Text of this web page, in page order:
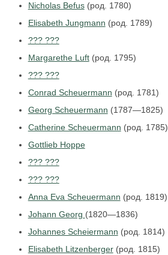
Nicholas Befus(род. 1780)
Elisabeth Jungmann (род. 1789)
??? ???
Margarethe Luft(род. 1795)
??? ???
Conrad Scheuermann (род. 1781)
Georg Scheuermann (1787—1825)
Catherine Scheuermann (род. 1785)
Gottlieb Hoppe
??? ???
??? ???
Anna Eva Scheuermann (род. 1819)
Johann Georg (1820—1836)
Johannes Scheiermann (род. 1814)
Elisabeth Litzenberger(род. 1815)